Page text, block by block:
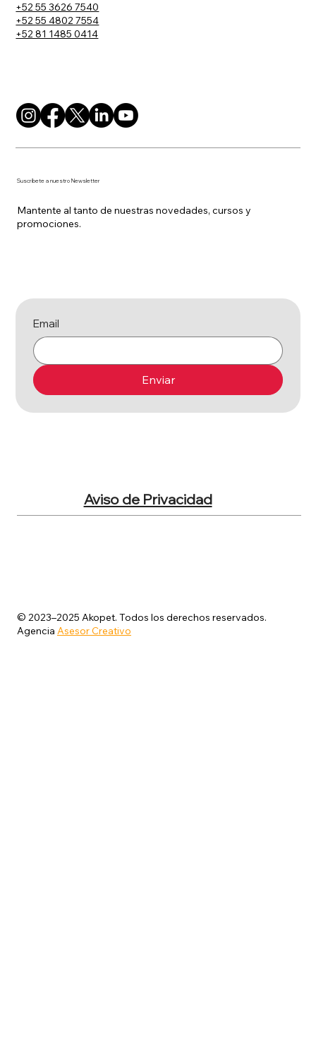
© 2023–2025 Akopet. Todos los derechos reservados.
Agencia Asesor Creativo
Aviso de Privacidad
Email
Enviar
Suscríbete a nuestro Newsletter
Mantente al tanto de nuestras novedades, cursos y
promociones.
+52 55 3626 7540
+52 81 1485 0414
+52 55 4802 7554